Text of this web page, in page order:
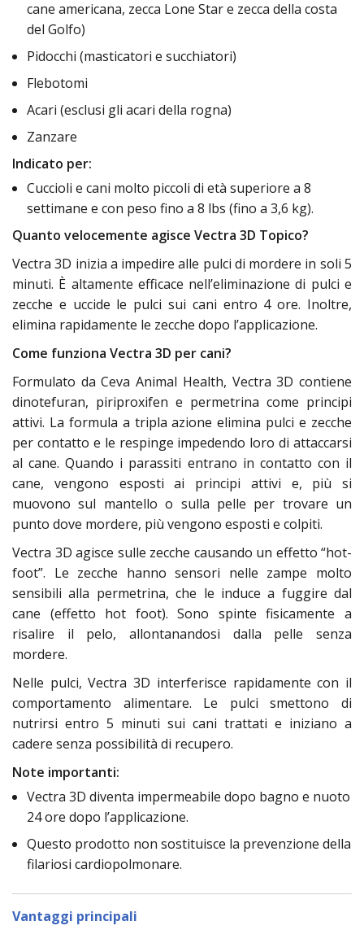
cane americana, zecca Lone Star e zecca della costa
del Golfo)
Pidocchi (masticatori e succhiatori)
Flebotomi
Acari (esclusi gli acari della rogna)
Zanzare
Indicato per:
Cuccioli e cani molto piccoli di età superiore a 8
settimane e con peso fino a 8 lbs (fino a 3,6 kg).
Quanto velocemente agisce Vectra 3D Topico?
Vectra 3D inizia a impedire alle pulci di mordere in soli 5
minuti. È altamente efficace nell’eliminazione di pulci e
zecche e uccide le pulci sui cani entro 4 ore. Inoltre,
elimina rapidamente le zecche dopo l’applicazione.
Come funziona Vectra 3D per cani?
Formulato da Ceva Animal Health, Vectra 3D contiene
dinotefuran, piriproxifen e permetrina come principi
attivi. La formula a tripla azione elimina pulci e zecche
per contatto e le respinge impedendo loro di attaccarsi
al cane. Quando i parassiti entrano in contatto con il
cane, vengono esposti ai principi attivi e, più si
muovono sul mantello o sulla pelle per trovare un
punto dove mordere, più vengono esposti e colpiti.
Vectra 3D agisce sulle zecche causando un effetto “hot-
foot”. Le zecche hanno sensori nelle zampe molto
sensibili alla permetrina, che le induce a fuggire dal
cane (effetto hot foot). Sono spinte fisicamente a
risalire il pelo, allontanandosi dalla pelle senza
mordere.
Nelle pulci, Vectra 3D interferisce rapidamente con il
comportamento alimentare. Le pulci smettono di
nutrirsi entro 5 minuti sui cani trattati e iniziano a
cadere senza possibilità di recupero.
Note importanti:
Vectra 3D diventa impermeabile dopo bagno e nuoto
24 ore dopo l’applicazione.
Questo prodotto non sostituisce la prevenzione della
filariosi cardiopolmonare.
Vantaggi principali